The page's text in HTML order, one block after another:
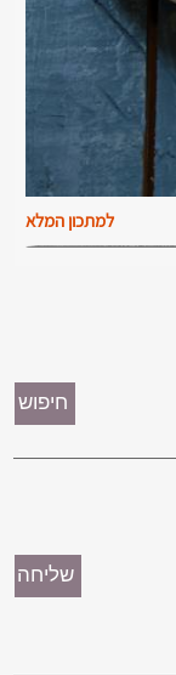
למתכון המלא